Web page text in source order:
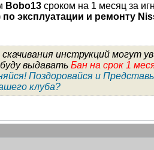
Bobo13 сроком на 1 месяц за
эксплуатации и ремонту
инструкций могут
выдавать Бан на срок 1
Поздоровайся и
клуба?